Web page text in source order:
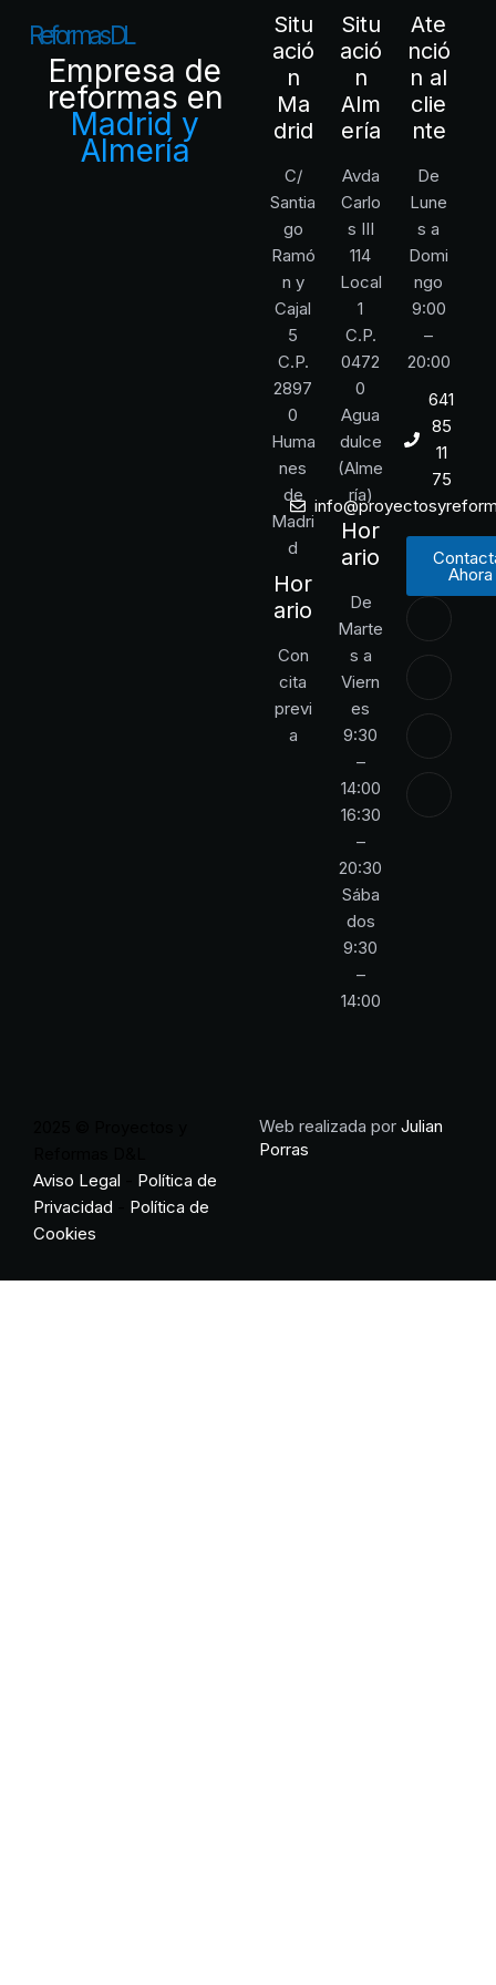
ReformasDL
Empresa de
reformas en
Madrid y
Almería
Situ
ació
n
Ma
drid
C/
Santia
go
Ramó
n y
Cajal
5
C.P.
2897
0
Huma
nes
de
Madri
d
Hor
ario
Con
cita
previ
a
Situ
ació
n
Alm
ería
Avda
Carlo
s III
114
Local
1
C.P.
0472
0
Agua
dulce
(Alme
ría)
Hor
ario
De
Marte
s a
Viern
es
9:30
–
14:00
16:30
–
20:30
Sába
dos
9:30
–
14:00
Ate
nció
n al
clie
nte
De
Lune
s a
Domi
ngo
9:00
–
20:00
641
85
11
75
Ahora
Aviso Legal
Política de
Privacidad
Política de
Cookies
Web realizada por Julian
Porras